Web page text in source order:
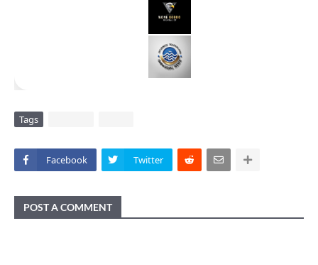
Tags
Facebook Twitter
POST A COMMENT